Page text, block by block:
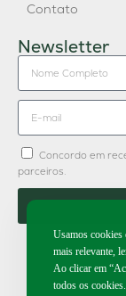
Contato
Newsletter
Concordo em
parceiros.
Usamos cookies
mais relevante,
Ao clicar em
todos os